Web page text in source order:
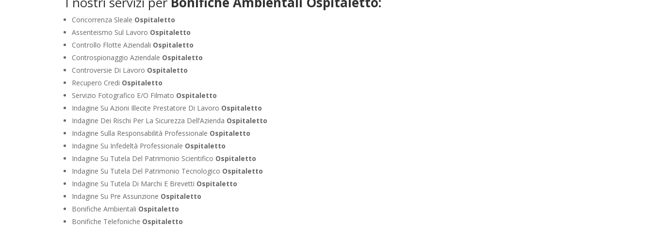
Concorrenza Sleale Ospitaletto
Assenteismo Sul Lavoro Ospitaletto
Controllo Flotte Aziendali Ospitaletto
Controspionaggio Aziendale Ospitaletto
Controversie Di Lavoro Ospitaletto
Recupero Credi Ospitaletto
Servizio Fotografico E/O Filmato Ospitaletto
Indagine Su Azioni Illecite Prestatore Di Lavoro Ospitaletto
Indagine Dei Rischi Per La Sicurezza Dell’Azienda Ospitaletto
Indagine Sulla Responsabilità Professionale Ospitaletto
Indagine Su Infedeltà Professionale Ospitaletto
Indagine Su Tutela Del Patrimonio Scientifico Ospitaletto
Indagine Su Tutela Del Patrimonio Tecnologico Ospitaletto
Indagine Su Tutela Di Marchi E Brevetti Ospitaletto
Indagine Su Pre Assunzione Ospitaletto
Bonifiche Ambientali Ospitaletto
Bonifiche Telefoniche Ospitaletto